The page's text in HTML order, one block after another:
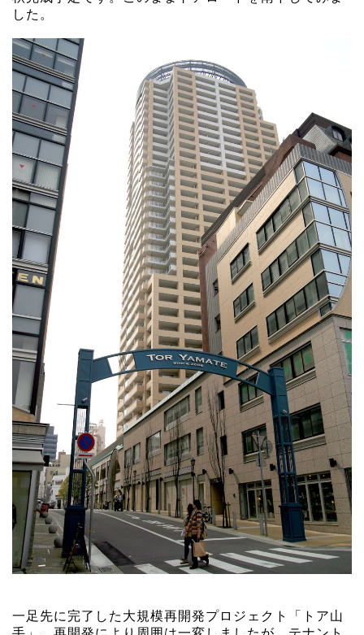
した。
一足先に完了した大規模再開発プロジェクト「トア山